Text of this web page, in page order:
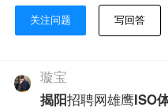
关注问题 写回答
璇宝
揭阳招聘网雄鹰ISO